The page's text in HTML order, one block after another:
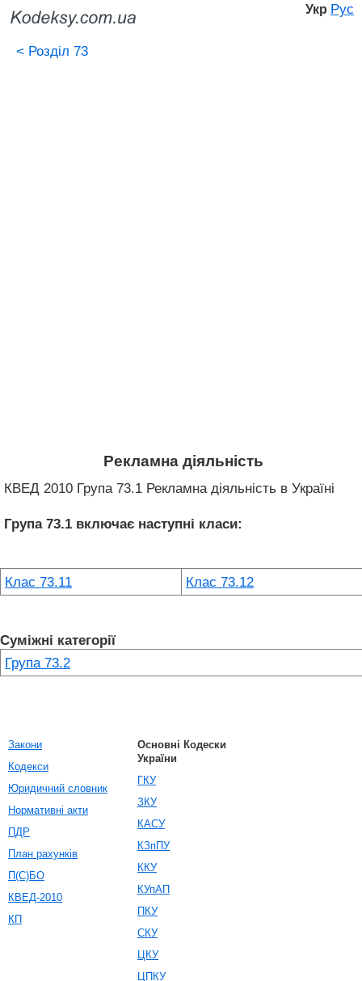
Укр Рус
< Розділ 73
Рекламна діяльність
КВЕД 2010 Група 73.1 Рекламна діяльність в Україні
Група 73.1 включає наступні класи:
Клас 73.11 Клас 73.12
Суміжні категорії
Група 73.2
Закони
Кодекси
Юридичний словник
Нормативні акти
ПДР
План рахунків
П(С)БО
КВЕД-2010
КП
Основні Кодески
України
ГКУ
ЗКУ
КАСУ
КЗпПУ
ККУ
КУпАП
ПКУ
СКУ
ЦКУ
ЦПКУ